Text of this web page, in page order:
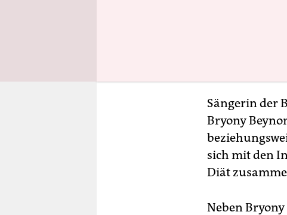
Sängerin der
Bryony
sich mit den
Diät
Neben